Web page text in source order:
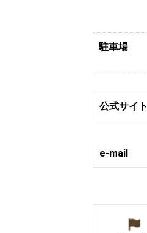
駐車場
公式サイト
e-mail